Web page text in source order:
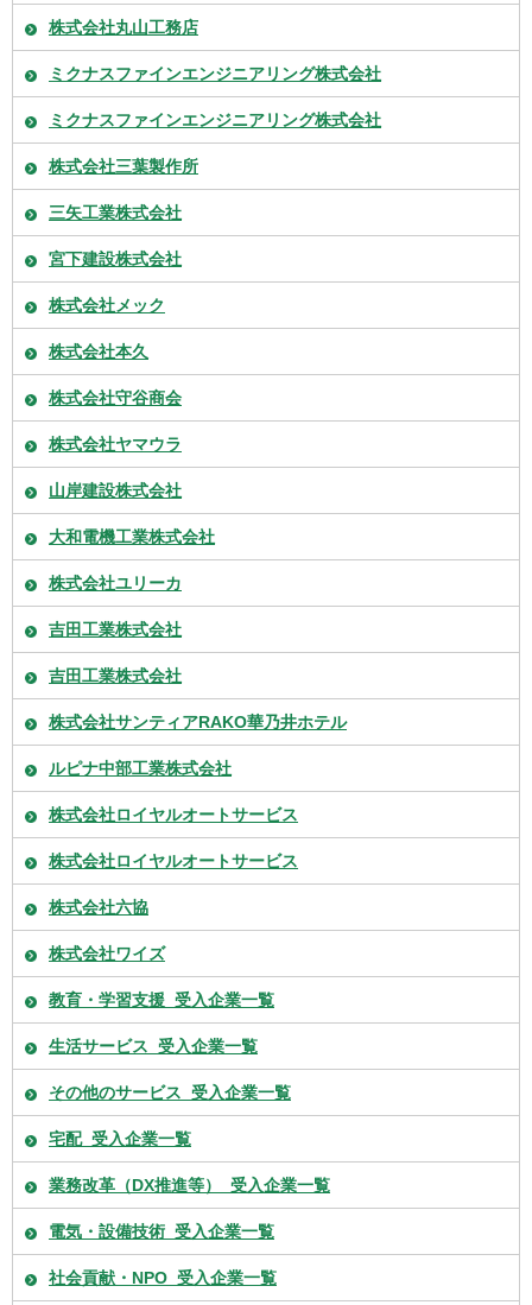
株式会社丸山工務店
ミクナスファインエンジニアリング株式会社
ミクナスファインエンジニアリング株式会社
株式会社三葉製作所
三矢工業株式会社
宮下建設株式会社
株式会社メック
株式会社本久
株式会社守谷商会
株式会社ヤマウラ
山岸建設株式会社
大和電機工業株式会社
株式会社ユリーカ
吉田工業株式会社
吉田工業株式会社
株式会社サンティアRAKO華乃井ホテル
ルピナ中部工業株式会社
株式会社ロイヤルオートサービス
株式会社ロイヤルオートサービス
株式会社六協
株式会社ワイズ
教育・学習支援_受入企業一覧
生活サービス_受入企業一覧
その他のサービス_受入企業一覧
宅配_受入企業一覧
業務改革（DX推進等）_受入企業一覧
電気・設備技術_受入企業一覧
社会貢献・NPO_受入企業一覧